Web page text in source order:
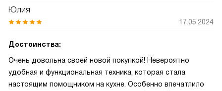
Юлия
17.05.2024
Достоинства:
Очень довольна своей новой покупкой! Невероятно
удобная и функциональная техника, которая стала
настоящим помощником на кухне. Особенно впечатлило